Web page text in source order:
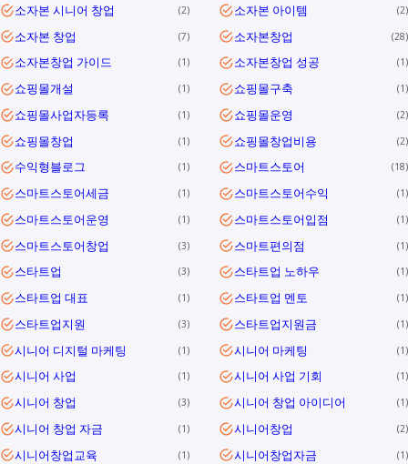
소자본 시니어 창업 2 소자본 아이템 2
소자본 창업 7 소자본창업 28
소자본창업 가이드 1 소자본창업 성공 1
쇼핑몰개설 1 쇼핑몰구축 1
쇼핑몰사업자등록 1 쇼핑몰운영 2
쇼핑몰창업 1 쇼핑몰창업비용 2
수익형블로그 1 스마트스토어 18
스마트스토어세금 1 스마트스토어수익 1
스마트스토어운영 1 스마트스토어입점 1
스마트스토어창업 3 스마트편의점 1
스타트업 3 스타트업 노하우 1
스타트업 대표 1 스타트업 멘토 1
스타트업지원 3 스타트업지원금 1
시니어 디지털 마케팅 1 시니어 마케팅 1
시니어 사업 1 시니어 사업 기회 1
시니어 창업 3 시니어 창업 아이디어 1
시니어 창업 자금 1 시니어창업 2
시니어창업교육 1 시니어창업자금 1